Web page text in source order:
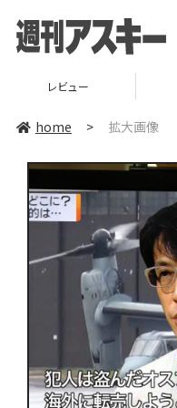
レビュー
home > 拡大画像